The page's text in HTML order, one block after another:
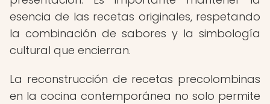
esencia de las recetas originales, respetando
la combinación de sabores y la simbología
cultural que encierran.
La reconstrucción de recetas precolombinas
en la cocina contemporánea no solo permite